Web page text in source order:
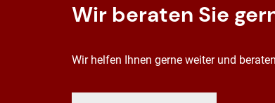
Wir beraten Sie
Wir helfen Ihnen gerne weiter und